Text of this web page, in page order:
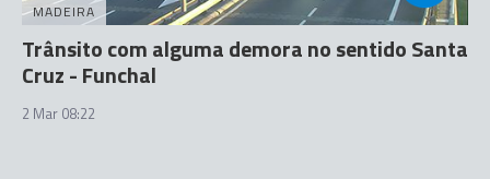
MADEIRA
Trânsito com alguma demora no sentido Santa
Cruz - Funchal
2 Mar 08:22